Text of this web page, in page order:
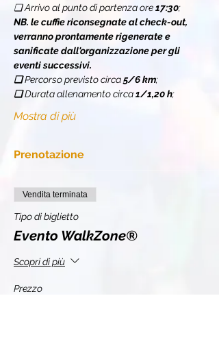
❏ Arrivo al punto di partenza ore 17:30;
NB. le cuffie riconsegnate al check-out,
verranno prontamente rigenerate e
sanificate dall'organizzazione per gli
eventi successivi.
❏ Percorso previsto circa 5/6 km;
❏ Durata allenamento circa 1/1,20 h;
Mostra di più
Prenotazione
Vendita terminata
Tipo di biglietto
Evento WalkZone®
Scopri di più
Prezzo